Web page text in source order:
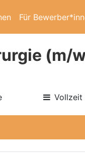
Für
(m/
Vollzeit